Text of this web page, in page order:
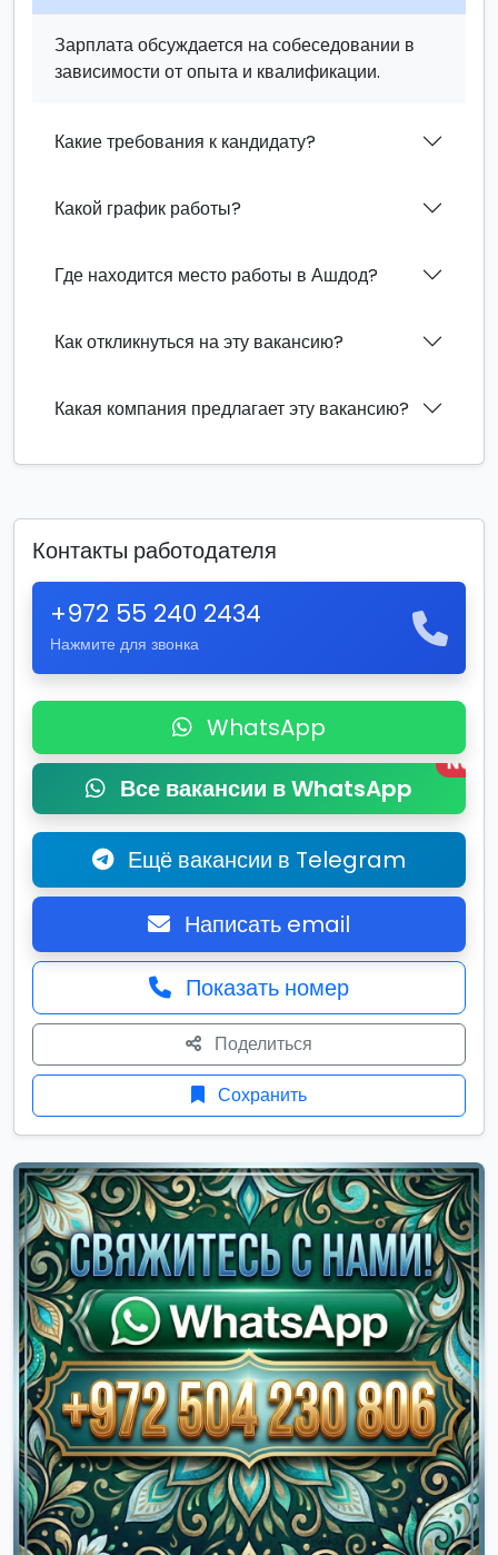
Зарплата обсуждается на собеседовании в
зависимости от опыта и квалификации.
Какие требования к кандидату?
Какой график работы?
Где находится место работы в Ашдод?
Как откликнуться на эту вакансию?
Какая компания предлагает эту вакансию?
Контакты работодателя
+972 55 240 2434
Нажмите для звонка
WhatsApp
Все вакансии в WhatsApp
New
Ещё вакансии в Telegram
Написать email
Показать номер
Поделиться
Сохранить